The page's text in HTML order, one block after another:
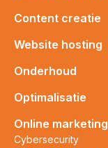
Content creatie
Website hosting
Onderhoud
Optimalisatie
Online marketing
Cybersecurity